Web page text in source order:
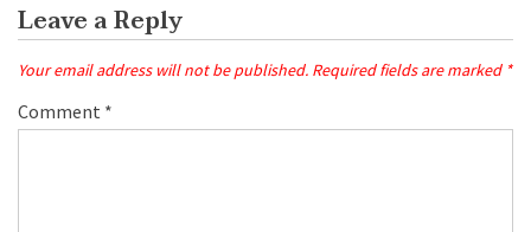
Leave a Reply
Your email address will not be published. Required fields are marked *
Comment *